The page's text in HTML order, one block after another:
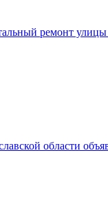
ремонт
области